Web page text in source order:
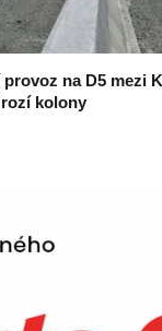
na D5 mezi
kolony